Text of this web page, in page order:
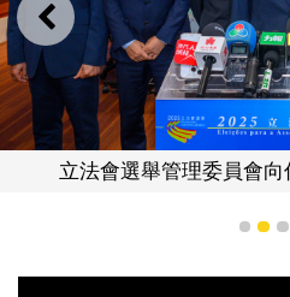
上一則
立法會選舉管理委員會向
1 2 3